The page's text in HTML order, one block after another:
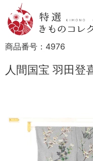
商品番号： 4976
人間国宝 羽田